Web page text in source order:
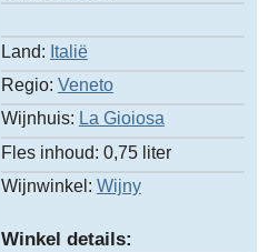
Land: Italië
Regio: Veneto
Wijnhuis: La Gioiosa
Fles inhoud: 0,75 liter
Wijnwinkel: Wijny
Winkel details: